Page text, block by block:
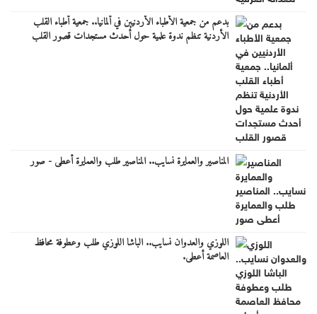
بدعم من جمعية الأطباء الأردنيين في ألمانيا.. جمعية أطباء القلب
الأردنية تنظم ندوة علمية حول أحدث مستجدات قصور القلب
المناصير والعمايرة نسايب.. المناصير طلب والعمايرة أعطى - صور
اللوزي والعدوان نسايب.. الباشا اللوزي طلب وعطوفة محافظ
العاصمة أعطى.